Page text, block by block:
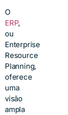
O
ERP,
ou
Enterprise
Resource
Planning,
oferece
uma
visão
ampla